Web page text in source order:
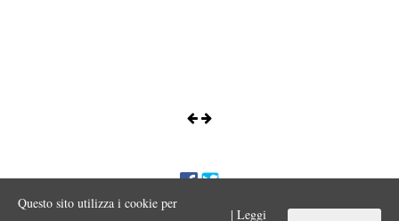
ENNIO MORA © 2017 Iniziativa editoriale a scopo divulgativo
Questo sito utilizza i cookie per
| Leggi